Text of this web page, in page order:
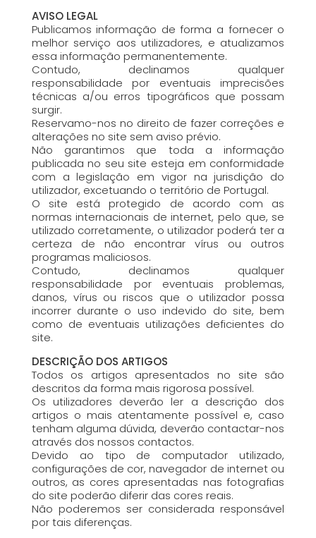
AVISO LEGAL
Publicamos informação de forma a fornecer o
melhor serviço aos utilizadores, e atualizamos
essa informação permanentemente.
Contudo, declinamos qualquer
responsabilidade por eventuais imprecisões
técnicas a/ou erros tipográficos que possam
surgir.
Reservamo-nos no direito de fazer correções e
alterações no site sem aviso prévio.
Não garantimos que toda a informação
publicada no seu site esteja em conformidade
com a legislação em vigor na jurisdição do
utilizador, excetuando o território de Portugal.
O site está protegido de acordo com as
normas internacionais de internet, pelo que, se
utilizado corretamente, o utilizador poderá ter a
certeza de não encontrar vírus ou outros
programas maliciosos.
Contudo, declinamos qualquer
responsabilidade por eventuais problemas,
danos, vírus ou riscos que o utilizador possa
incorrer durante o uso indevido do site, bem
como de eventuais utilizações deficientes do
site.
DESCRIÇÃO DOS ARTIGOS
Todos os artigos apresentados no site são
descritos da forma mais rigorosa possível.
Os utilizadores deverão ler a descrição dos
artigos o mais atentamente possível e, caso
tenham alguma dúvida, deverão contactar-nos
através dos nossos contactos.
Devido ao tipo de computador utilizado,
configurações de cor, navegador de internet ou
outros, as cores apresentadas nas fotografias
do site poderão diferir das cores reais.
Não poderemos ser considerada responsável
por tais diferenças.